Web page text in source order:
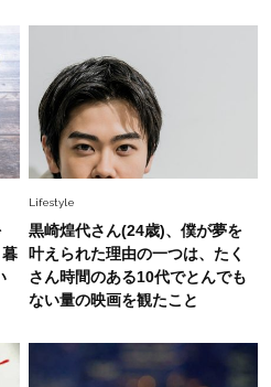
ぶり」が大流行中！人と被らない
ッグ】6選
Lifestyle
黒崎煌代さん(24歳)、僕が夢を
叶えられた理由の一つは、たく
さん時間のある10代でとんでも
ない量の映画を観たこと